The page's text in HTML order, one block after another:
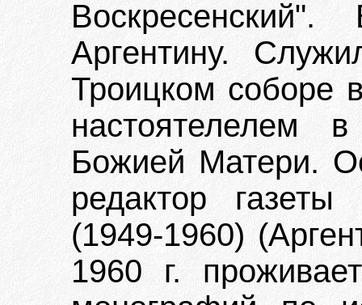
Аргентину.
Троицком соборе
настоятелелем
Божией Матери.
редактор
(1949-1960)
1960 г.